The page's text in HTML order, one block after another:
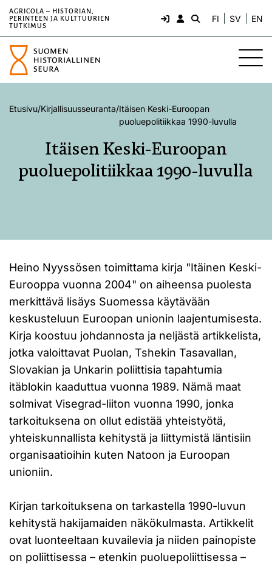
AGRICOLA – HISTORIAN,
PERINTEEN JA KULTTUURIEN
TUTKIMUS
FI SV EN
Etusivu/Kirjallisuusseuranta/Itäisen Keski-Euroopan
puoluepolitiikkaa 1990-luvulla
Itäisen Keski-Euroopan
puoluepolitiikkaa 1990-luvulla
Heino Nyyssösen toimittama kirja "Itäinen Keski-
Eurooppa vuonna 2004" on aiheensa puolesta
merkittävä lisäys Suomessa käytävään
keskusteluun Euroopan unionin laajentumisesta.
Kirja koostuu johdannosta ja neljästä artikkelista,
jotka valoittavat Puolan, Tshekin Tasavallan,
Slovakian ja Unkarin poliittisia tapahtumia
itäblokin kaaduttua vuonna 1989. Nämä maat
solmivat Visegrad-liiton vuonna 1990, jonka
tarkoituksena on ollut edistää yhteistyötä,
yhteiskunnallista kehitystä ja liittymistä läntisiin
organisaatioihin kuten Natoon ja Euroopan
unioniin.
Kirjan tarkoituksena on tarkastella 1990-luvun
kehitystä hakijamaiden näkökulmasta. Artikkelit
ovat luonteeltaan kuvailevia ja niiden painopiste
on poliittisessa – etenkin puoluepoliittisessa –